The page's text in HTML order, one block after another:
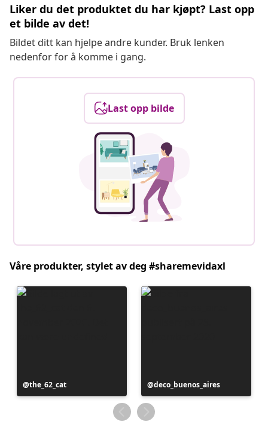
Liker du det produktet du har kjøpt? Last opp
et bilde av det!
Bildet ditt kan hjelpe andre kunder. Bruk lenken
nedenfor for å komme i gang.
Last opp bilde
Våre produkter, stylet av deg #sharemevidaxl
Innlegg
publisert
the_62_cat
Innlegg
publisert
av
deco_buenos_aires